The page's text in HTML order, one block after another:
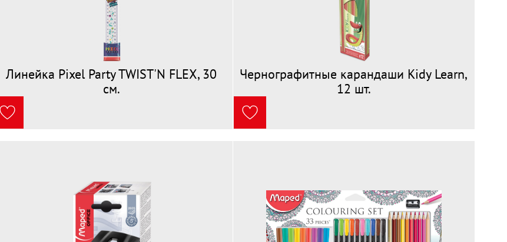
Линейка Pixel Party TWIST'N FLEX, 30
см.
Чернографитные карандаши Kidy Learn,
12 шт.